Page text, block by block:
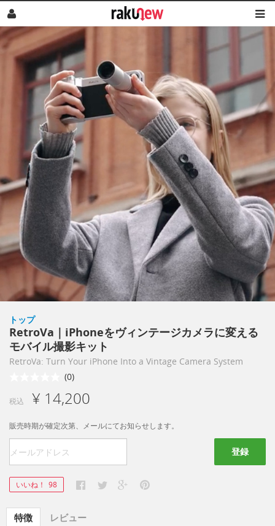
トップ
RetroVa｜iPhoneをヴィンテージカメラに変える
モバイル撮影キット
RetroVa: Turn Your iPhone Into a Vintage Camera System
(0)
税込 ¥ 14,200
販売時期が確定次第、メールにてお知らせします。
登録
いいね！ 98
特徴 レビュー